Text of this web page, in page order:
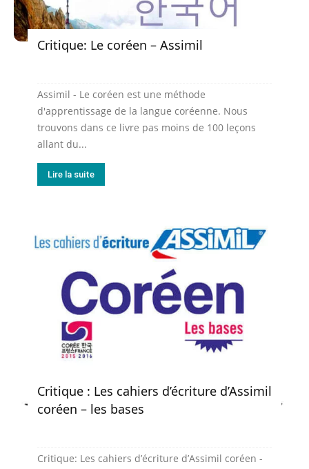
Critique: Le coréen – Assimil
Assimil - Le coréen est une méthode
d'apprentissage de la langue coréenne. Nous
trouvons dans ce livre pas moins de 100 leçons
allant du...
Lire la suite
Critique : Les cahiers d’écriture d’Assimil
coréen – les bases
Critique: Les cahiers d’écriture d’Assimil coréen -